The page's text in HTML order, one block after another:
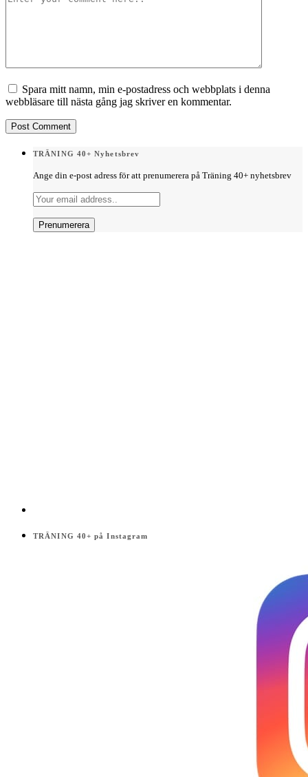
Spara mitt namn, min e-postadress och webbplats i denna
webbläsare till nästa gång jag skriver en kommentar.
TRÄNING 40+ Nyhetsbrev
Ange din e-post adress för att prenumerera på Träning 40+ nyhetsbrev
TRÄNING 40+ på Instagram